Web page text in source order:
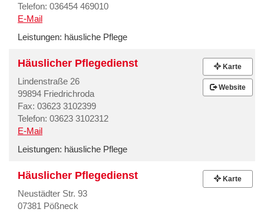
Telefon: 036454 469010
E-Mail
Leistungen: häusliche Pflege
Häuslicher Pflegedienst
Lindenstraße 26
99894 Friedrichroda
Fax: 03623 3102399
Telefon: 03623 3102312
E-Mail
Leistungen: häusliche Pflege
Karte
Website
Häuslicher Pflegedienst
Neustädter Str. 93
07381 Pößneck
Karte